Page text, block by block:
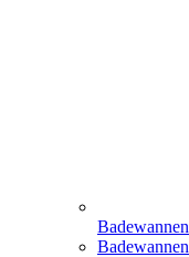
Badewannen
Badewannen